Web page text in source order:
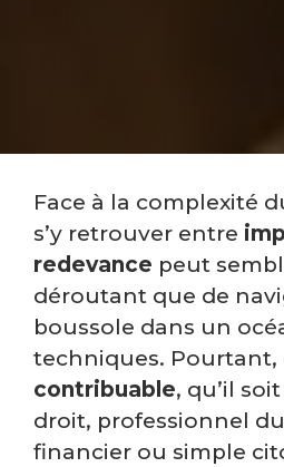
Face à la complexité
s’y retrouver entre
redevance peut
déroutant que de
boussole dans un
techniques. Pourtant,
contribuable, qu’il
droit, professionnel
financier ou simple